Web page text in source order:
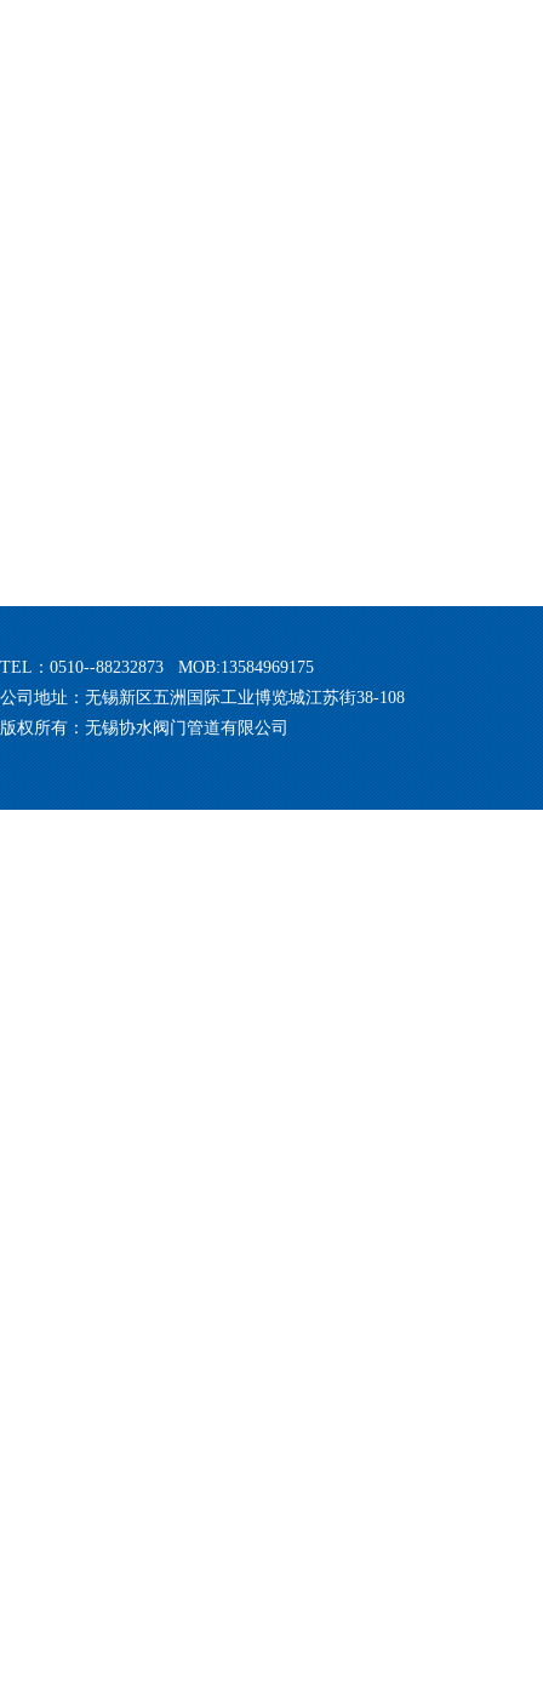
TEL：0510--88232873 MOB:13584969175
公司地址：无锡新区五洲国际工业博览城江苏街38-108
版权所有：无锡协水阀门管道有限公司